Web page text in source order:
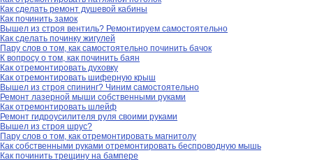
Как сделать ремонт душевой кабины
Как починить замок
Вышел из строя вентиль? Ремонтируем самостоятельно
Как сделать починку жигулей
Пару слов о том, как самостоятельно починить бачок
К вопросу о том, как починить баян
Как отремонтировать духовку
Как отремонтировать шиферную крыш
Вышел из строя спининг? Чиним самостоятельно
Ремонт лазерной мыши собственными руками
Как отремонтировать шлейф
Ремонт гидроусилителя руля своими руками
Вышел из строя шрус?
Пару слов о том, как отремонтировать магнитолу
Как собственными руками отремонтировать беспроводную мышь
Как починить трещину на бампере